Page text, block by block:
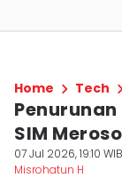
Home Tech
SIM
07 Jul 2026, 19:10 WIB
Misrohatun H